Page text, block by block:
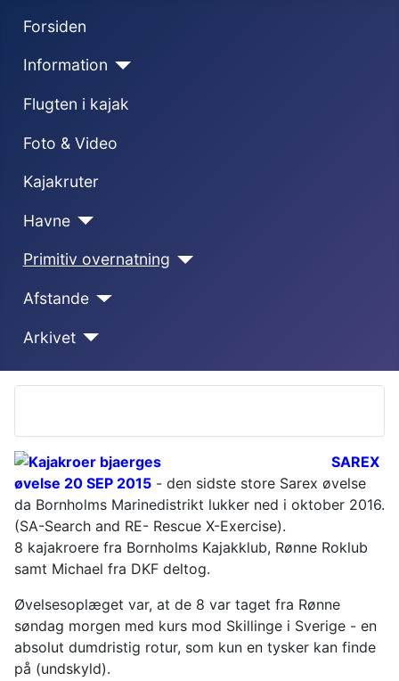
Forsiden
Information
Flugten i kajak
Foto & Video
Kajakruter
Havne
Primitiv overnatning
Afstande
Arkivet
SAREX
øvelse 20 SEP 2015 - den sidste store Sarex øvelse
da Bornholms Marinedistrikt lukker ned i oktober 2016.
(SA-Search and RE- Rescue X-Exercise).
8 kajakroere fra Bornholms Kajakklub, Rønne Roklub
samt Michael fra DKF deltog.
Øvelsesoplæget var, at de 8 var taget fra Rønne
søndag morgen med kurs mod Skillinge i Sverige - en
absolut dumdristig rotur, som kun en tysker kan finde
på (undskyld).